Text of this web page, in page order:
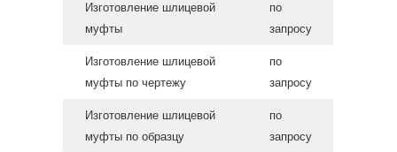
Изготовление шлицевой
муфты
по
запросу
Изготовление шлицевой
муфты по чертежу
по
запросу
Изготовление шлицевой
муфты по образцу
по
запросу